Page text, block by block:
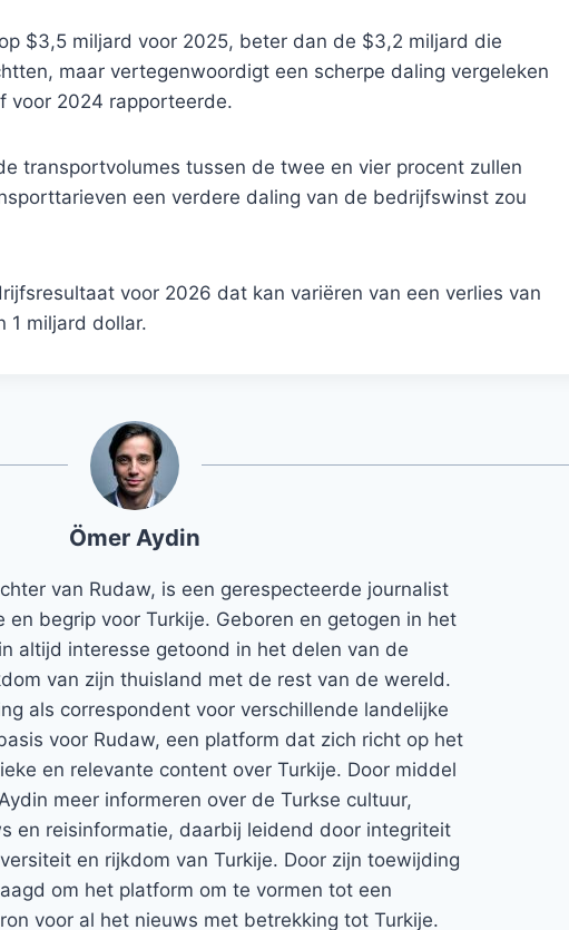
$3,5 miljard voor 2025, beter dan de $3,2 miljard die
maar vertegenwoordigt een scherpe daling vergeleken
voor 2024 rapporteerde.
transportvolumes tussen de twee en vier procent zullen
een verdere daling van de bedrijfswinst zou
voor 2026 dat kan variëren van een verlies van
1 miljard dollar.
Ömer Aydin
van Rudaw, is een gerespecteerde journalist
en begrip voor Turkije. Geboren en getogen in het
altijd interesse getoond in het delen van de
van zijn thuisland met de rest van de wereld.
als correspondent voor verschillende landelijke
voor Rudaw, een platform dat zich richt op het
en relevante content over Turkije. Door middel
meer informeren over de Turkse cultuur,
en reisinformatie, daarbij leidend door integriteit
en rijkdom van Turkije. Door zijn toewijding
om het platform om te vormen tot een
voor al het nieuws met betrekking tot Turkije.